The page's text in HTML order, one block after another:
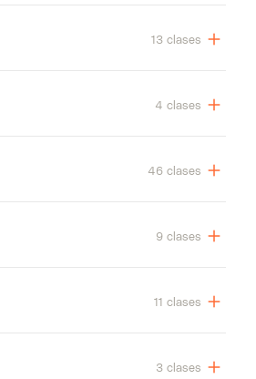
13 clases
4 clases
46 clases
9 clases
11 clases
3 clases